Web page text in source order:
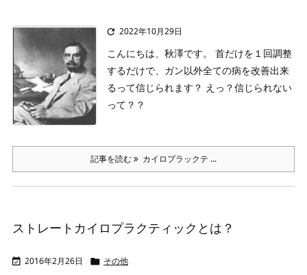
 2022年10月29日
こんにちは、秋澤です。
首だけを１回調整
するだけで、ガン以外全ての病を改善出来
るって信じられます？ えっ？信じられない
って？？
記事を読む カイロプラックテ ...
ストレートカイロプラクティックとは？
 2016年2月26日  その他